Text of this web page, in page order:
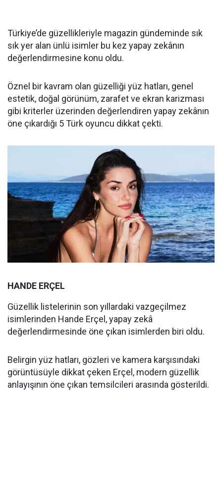
Türkiye’de güzellikleriyle magazin gündeminde sık
sık yer alan ünlü isimler bu kez yapay zekânın
değerlendirmesine konu oldu.
Öznel bir kavram olan güzelliği yüz hatları, genel
estetik, doğal görünüm, zarafet ve ekran karizması
gibi kriterler üzerinden değerlendiren yapay zekânın
öne çıkardığı 5 Türk oyuncu dikkat çekti.
HANDE ERÇEL
Güzellik listelerinin son yıllardaki vazgeçilmez
isimlerinden Hande Erçel, yapay zekâ
değerlendirmesinde öne çıkan isimlerden biri oldu.
Belirgin yüz hatları, gözleri ve kamera karşısındaki
görüntüsüyle dikkat çeken Erçel, modern güzellik
anlayışının öne çıkan temsilcileri arasında gösterildi.